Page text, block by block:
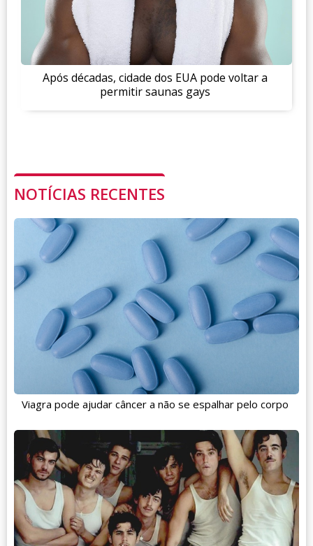
Após décadas, cidade dos EUA pode voltar a
permitir saunas gays
NOTÍCIAS RECENTES
Viagra pode ajudar câncer a não se espalhar pelo corpo